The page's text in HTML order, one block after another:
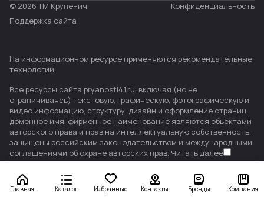
Главная Каталог Избранные Контакты Бренды Компания
© 2026 ТМ Крупенич
Конфиденциальность
Поддержка сайта
На информационном ресурсе применяются рекомендательные
технологии.
Все ресурсы сайта pryanosti41.ru, включая (но не
ограничиваясь) текстовую, графическую, фотографическую и
видео информацию, структуру, дизайн и оформление страниц,
доменное имя, фирменное наименование являются объектами
авторского права и прав на интеллектуальную собственность,
защищены российским законодательством и международными
соглашениями об охране авторских прав. Читать далее